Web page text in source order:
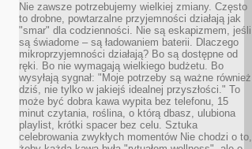
Nie zawsze potrzebujemy wielkiej zmiany. Często
to drobne, powtarzalne przyjemności działają jak
"smar" dla codzienności. Nie są eskapizmem, jeśli
są świadome – są ładowaniem baterii. Dlaczego
mikroprzyjemności działają? Bo są dostępne od
ręki. Bo nie wymagają wielkiego budżetu. Bo
wysyłają sygnał: "Moje potrzeby są ważne również
dziś, nie tylko w jakiejś idealnej przyszłości." To
może być dobra kawa wypita bez telefonu, 15
minut czytania, roślina, o którą dbasz, ulubiona
playlist, krótki spacer bez celu. Sztuka
celebrowania zwykłych momentów Nie chodzi o to,